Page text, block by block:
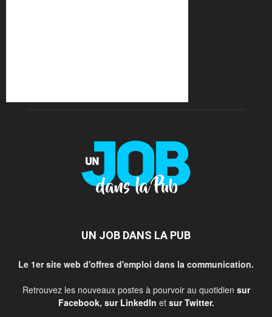
UN JOB DANS LA PUB
Le 1er site web d'offres d'emploi dans la communication.
Retrouvez les nouveaux postes à pourvoir au quotidien sur
Facebook, sur LinkedIn et sur Twitter.